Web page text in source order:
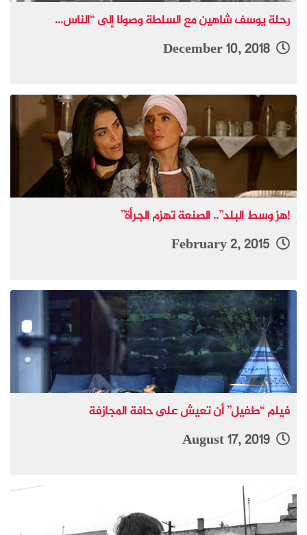
رحلة يوسف شاهين مع السلطة وصولا إلى “الناس...
December 10, 2018
!هز وسط البلد”.. الصنعة تهزم الجرأة”
فيلم “طفيل” أن تعيش على حافة المجازفة
August 17, 2019